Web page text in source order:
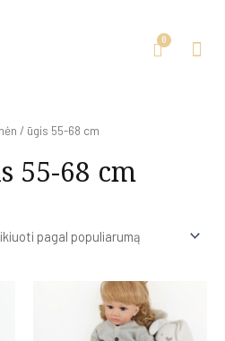
/ ūgis 55-68 cm
55-68 cm